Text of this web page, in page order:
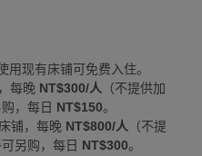
用现有床铺可免费入住。
每晚 NT$300/人 （不提供加
，每日 NT$150。
铺，每晚 NT$800/人 （不提
另购，每日 NT$300。